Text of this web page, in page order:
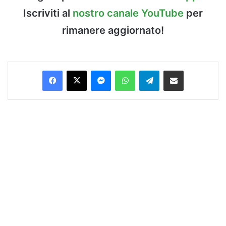
Iscriviti al nostro canale YouTube per
rimanere aggiornato!
Facebook
X MessengerWhatsAppTelegramCondividi via Email